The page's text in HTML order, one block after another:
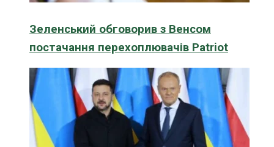
Зеленський обговорив з Венсом
постачання перехоплювачів Patriot